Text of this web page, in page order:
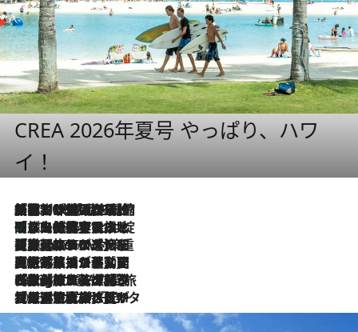
CREA 2026年夏号 やっぱり、ハワ
イ！
2026.8.6
「荷物が増えるほど旅ストレスは増す」美容ジャーナリストがたどり着いた最終結論。“化粧品を劇的に減らす”感動の凝縮美容とは
2026.8.6
「旅先には金髪ウィッグを持参」日本と同じメイクでは損してる!? 美容ジャーナリストが提案する“掟破りの旅美容”とは
2026.8.6
【厳選旅コスメ】「身軽さ＆UV対策重視！」ヘアアーティストshucoが選んだ夏旅ベストコスメを発表【Mサイズジップ】
2026.8.5
【厳選旅コスメ】国内をあちこち移動する河井菜摘が選んだ夏旅ベストコスメ発表！「リラックスアイテムはマスト」【Mサイズジップ】
2026.8.4
【厳選旅コスメ】「紫外線＆乾燥対策しながらメイク感も！」ヘア＆メイクGeorgeが選んだ夏旅ベストコスメを発表！【Mサイズジップ】
2026.8.3
【厳選旅コスメ】「保湿もタイパ重視！」“サウナ好き”タレント清水みさとが愛用する夏旅ベストコスメを発表！【Mサイズジップ】